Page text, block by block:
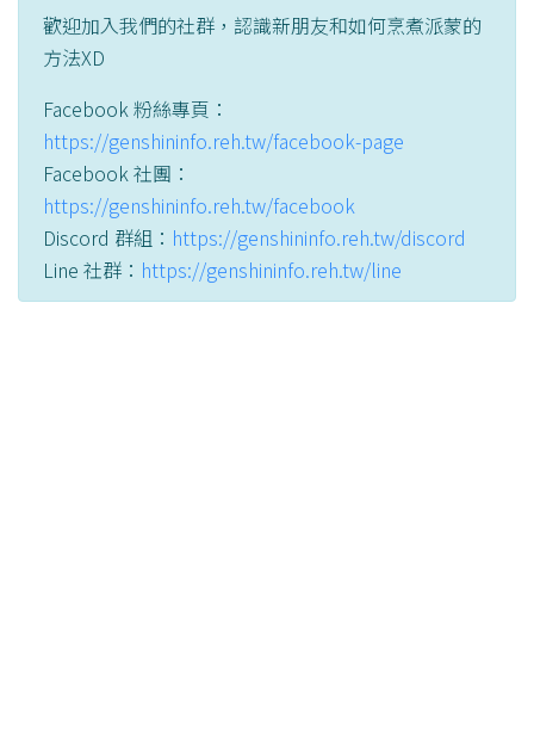
歡迎加入我們的社群，認識新朋友和如何烹煮派蒙的
方法XD
Facebook 粉絲專頁：
https://genshininfo.reh.tw/facebook-page
Facebook 社團：
https://genshininfo.reh.tw/facebook
Discord 群組： https://genshininfo.reh.tw/discord
Line 社群： https://genshininfo.reh.tw/line